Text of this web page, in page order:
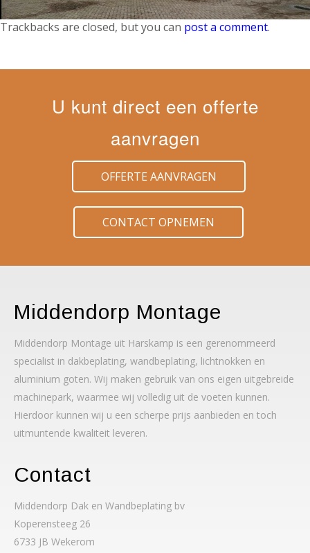
Trackbacks are closed, but you can post a comment.
U kunt direct een offerte
aanvragen
OFFERTE AANVRAGEN
CONTACT OPNEMEN
Middendorp Montage
Middendorp Montage uit Harskamp is een gerenommeerd
specialist in dakbeplating, wandbeplating, lichtnokken en
aluminium goten. Wij maken gebruik van ons eigen uitgebreide
machinepark, waarmee wij volledig uit de voeten kunnen.
Hierdoor kunnen wij u een scherpe prijs aanbieden en toch
uitmuntende kwaliteit leveren.
Contact
Middendorp Dak en Wandbeplating bv
Koperensteeg 26
6733 JB Wekerom